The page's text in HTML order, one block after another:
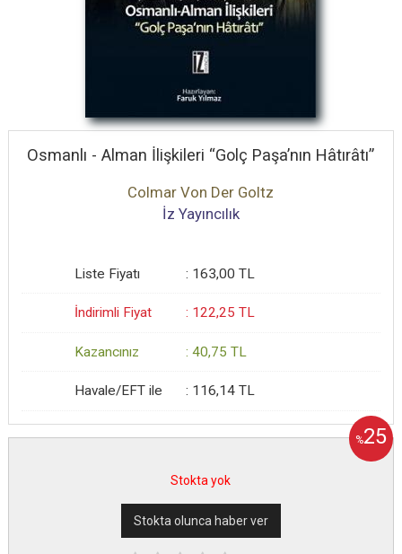
Osmanlı - Alman İlişkileri “Golç Paşa’nın Hâtırâtı”
Colmar Von Der Goltz
İz Yayıncılık
Liste Fiyatı : 163,00 TL
İndirimli Fiyat : 122,25 TL
Kazancınız :40,75 TL
Havale/EFT ile : 116,14 TL
%25
Stokta yok
Stokta olunca haber ver